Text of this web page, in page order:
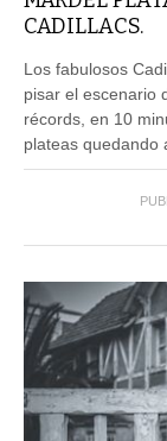
CADILLACS.
Los fabulosos
pisar el escenario
récords, en 10
plateas quedando